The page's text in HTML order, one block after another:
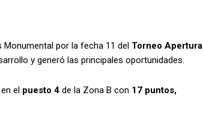
Monumental por la fecha 11 del Torneo Apertura
y generó las principales oportunidades.
el puesto 4 de la Zona B con 17 puntos,